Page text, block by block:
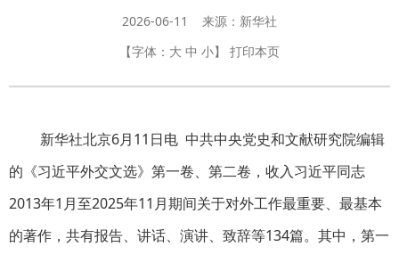
2026-06-11 来源：新华社
【字体： 大 中 小】 打印本页
新华社北京6月11日电 中共中央党史和文献研究院编辑
的《习近平外交文选》第一卷、第二卷，收入习近平同志
2013年1月至2025年11月期间关于对外工作最重要、最基本
的著作，共有报告、讲话、演讲、致辞等134篇。其中，第一